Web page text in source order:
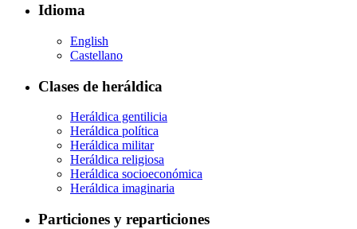
Idioma
English
Castellano
Clases de heráldica
Heráldica gentilicia
Heráldica política
Heráldica militar
Heráldica religiosa
Heráldica socioeconómica
Heráldica imaginaria
Particiones y reparticiones